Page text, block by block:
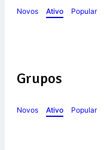
Novos Ativo Popular
Grupos
Novos Ativo Popular